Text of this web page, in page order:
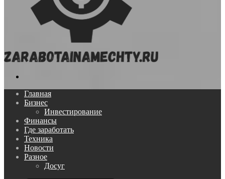
Главная
Бизнес
Инвестирование
Финансы
Где заработать
Техника
Новости
Разное
Досуг